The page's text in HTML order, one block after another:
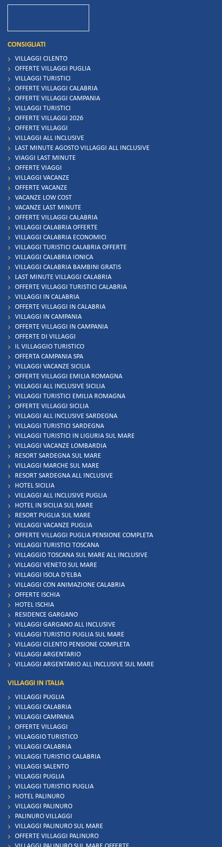
CONSIGLIATI
VILLAGGI CILENTO
OFFERTE VILLAGGI PUGLIA
VILLAGGI TURISTICI
OFFERTE VILLAGGI CALABRIA
OFFERTE VILLAGGI CAMPANIA
VILLAGGI TURISTICI
OFFERTE VILLAGGI 2026
OFFERTE VILLAGGI
VILLAGGI ALL INCLUSIVE
LAST MINUTE AGOSTO VILLAGGI ALL INCLUSIVE
VIAGGI LAST MINUTE
OFFERTE VIAGGI
VILLAGGI VACANZE
OFFERTE VACANZE
VACANZE LOW COST
VACANZE LAST MINUTE
OFFERTE VILLAGGI CALABRIA
VILLAGGI CALABRIA OFFERTE
VILLAGGI CALABRIA ECONOMICI
VILLAGGI TURISTICI CALABRIA OFFERTE
VILLAGGI CALABRIA IONICA
VILLAGGI CALABRIA BAMBINI GRATIS
LAST MINUTE VILLAGGI CALABRIA
OFFERTE VILLAGGI TURISTICI CALABRIA
VILLAGGI IN CALABRIA
OFFERTE VILLAGGI IN CALABRIA
VILLAGGI IN CAMPANIA
OFFERTE VILLAGGI IN CAMPANIA
OFFERTE DI VILLAGGI
IL VILLAGGIO TURISTICO
OFFERTA CAMPANIA SPA
VILLAGGI VACANZE SICILIA
OFFERTE VILLAGGI EMILIA ROMAGNA
VILLAGGI ALL INCLUSIVE SICILIA
VILLAGGI TURISTICI EMILIA ROMAGNA
OFFERTE VILLAGGI SICILIA
VILLAGGI ALL INCLUSIVE SARDEGNA
VILLAGGI TURISTICI SARDEGNA
VILLAGGI TURISTICI IN LIGURIA SUL MARE
VILLAGGI VACANZE LOMBARDIA
RESORT SARDEGNA SUL MARE
VILLAGGI MARCHE SUL MARE
RESORT SARDEGNA ALL INCLUSIVE
HOTEL SICILIA
VILLAGGI ALL INCLUSIVE PUGLIA
HOTEL IN SICILIA SUL MARE
RESORT PUGLIA SUL MARE
VILLAGGI VACANZE PUGLIA
OFFERTE VILLAGGI PUGLIA PENSIONE COMPLETA
VILLAGGI TURISTICI TOSCANA
VILLAGGIO TOSCANA SUL MARE ALL INCLUSIVE
VILLAGGI VENETO SUL MARE
VILLAGGI ISOLA D'ELBA
VILLAGGI CON ANIMAZIONE CALABRIA
OFFERTE ISCHIA
HOTEL ISCHIA
RESIDENCE GARGANO
VILLAGGI GARGANO ALL INCLUSIVE
VILLAGGI TURISTICI PUGLIA SUL MARE
VILLAGGI CILENTO PENSIONE COMPLETA
VILLAGGI ARGENTARIO
VILLAGGI ARGENTARIO ALL INCLUSIVE SUL MARE
VILLAGGI IN ITALIA
VILLAGGI PUGLIA
VILLAGGI CALABRIA
VILLAGGI CAMPANIA
OFFERTE VILLAGGI
VILLAGGIO TURISTICO
VILLAGGI CALABRIA
VILLAGGI TURISTICI CALABRIA
VILLAGGI SALENTO
VILLAGGI PUGLIA
VILLAGGI TURISTICI PUGLIA
HOTEL PALINURO
VILLAGGI PALINURO
PALINURO VILLAGGI
VILLAGGI PALINURO SUL MARE
OFFERTE VILLAGGI PALINURO